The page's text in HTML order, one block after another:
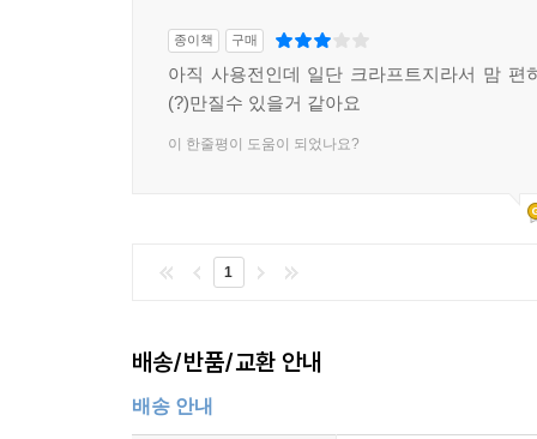
종이책 구매
아직 사용전인데 일단 크라프트지라서 맘 편
(?)만질수 있을거 같아요
이 한줄평이 도움이 되었나요?
1
배송/반품/교환 안내
배송 안내